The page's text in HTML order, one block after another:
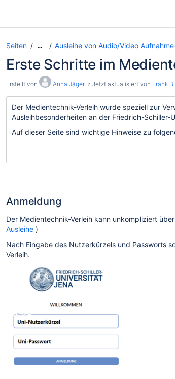
Seiten … Ausleihe von Audio/Video
Erste Schritte im
Erstellt von Anna Jäger, zuletzt aktualisiert von Frank
Der Medientechnik-Verleih wurde speziell zur
Ausleihbesonderheiten an der Friedrich-
Auf dieser Seite sind wichtige Hinweise zu
Anmeldung
Der Medientechnik-Verleih kann unkompliziert
Ausleihe )
Nach Eingabe des Nutzerkürzels und Passworts
Verleih.